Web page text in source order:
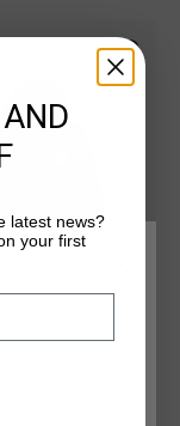
Hoodie - Bulgaria
latest news?
your first